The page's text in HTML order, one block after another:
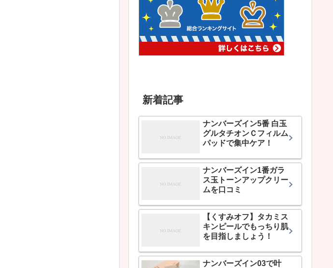
新着記事
ナンバーズイン5番 白玉
グルタチオンＣフィルム
パッドで集中ケア！
ナンバーズイン1番ガラ
ス玉トーンアップクリー
ムを口コミ
【くすみオフ】タカミス
キンピールでもっちり肌
を目指しましょう！
ナンバーズイン03で叶